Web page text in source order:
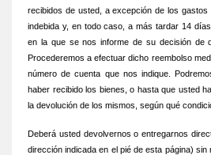
recibidos de usted, a excepción de los
indebida y, en todo caso, a más tardar 14
en la que se nos informe de su decisión de
Procederemos a efectuar dicho reembolso
número de cuenta que nos indique.
haber recibido los bienes, o hasta que usted
la devolución de los mismos, según qué
Deberá usted devolvernos o entregarnos
dirección indicada en el pié de esta página) sin